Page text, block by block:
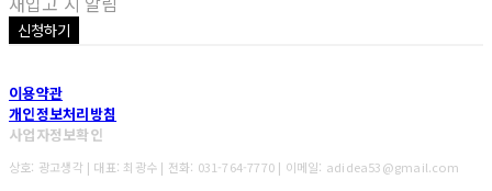
신청하기
이용약관
개인정보처리방침
사업자정보확인
상호: 광고생각 | 대표: 최광수 | 전화: 031-764-7770 | 이메일: adidea53@gmail.com